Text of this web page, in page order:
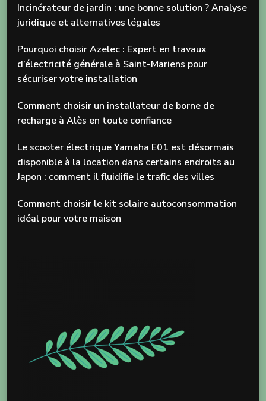
Incinérateur de jardin : une bonne solution ? Analyse
juridique et alternatives légales
Pourquoi choisir Azelec : Expert en travaux
d’électricité générale à Saint-Mariens pour
sécuriser votre installation
Comment choisir un installateur de borne de
recharge à Alès en toute confiance
Le scooter électrique Yamaha E01 est désormais
disponible à la location dans certains endroits au
Japon : comment il fluidifie le trafic des villes
Comment choisir le kit solaire autoconsommation
idéal pour votre maison